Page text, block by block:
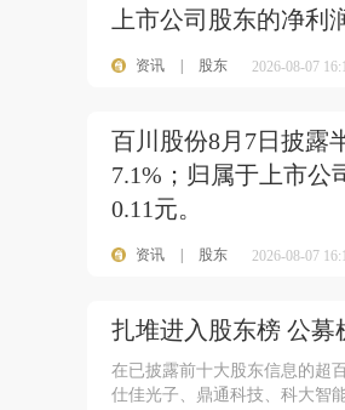
上市公司股东的净利
资讯 股东 2026-08-07
百川股份8月7日披露
7.1%；归属于上市公
0.11元。
资讯 股东 2026-08-07
扎堆进入股东榜 公募
在已披露前十大股东信息的超
仕佳光子、鼎通科技、科大智能